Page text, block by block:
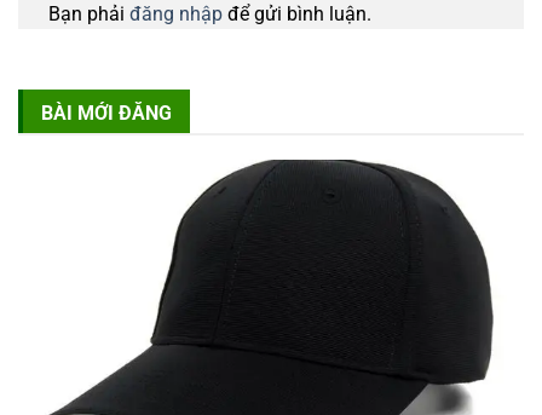
Bạn phải đăng nhập để gửi bình luận.
BÀI MỚI ĐĂNG